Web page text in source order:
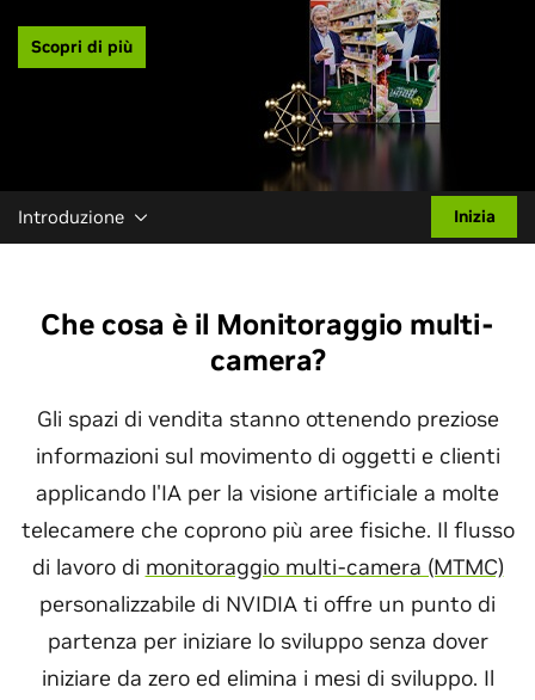
Scopri di più
Introduzione Inizia
Che cosa è il Monitoraggio multi-
camera?
Gli spazi di vendita stanno ottenendo preziose
informazioni sul movimento di oggetti e clienti
applicando l'IA per la visione artificiale a molte
telecamere che coprono più aree fisiche. Il flusso
di lavoro di monitoraggio multi-camera (MTMC)
personalizzabile di NVIDIA ti offre un punto di
partenza per iniziare lo sviluppo senza dover
iniziare da zero ed elimina i mesi di sviluppo. Il